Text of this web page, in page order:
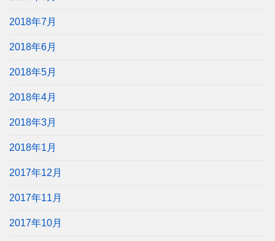
2018年7月
2018年6月
2018年5月
2018年4月
2018年3月
2018年1月
2017年12月
2017年11月
2017年10月